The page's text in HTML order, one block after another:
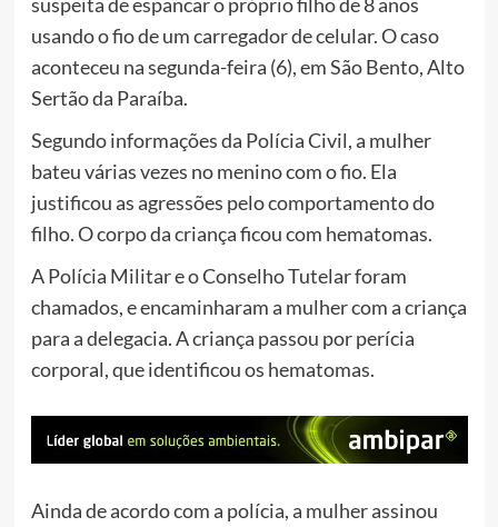
usando o fio de um carregador de celular. O caso
aconteceu na segunda-feira (6), em São Bento, Alto
Sertão da Paraíba.
Segundo informações da Polícia Civil, a mulher
bateu várias vezes no menino com o fio. Ela
justificou as agressões pelo comportamento do
filho. O corpo da criança ficou com hematomas.
A Polícia Militar e o Conselho Tutelar foram
chamados, e encaminharam a mulher com a criança
para a delegacia. A criança passou por perícia
corporal, que identificou os hematomas.
Ainda de acordo com a polícia, a mulher assinou